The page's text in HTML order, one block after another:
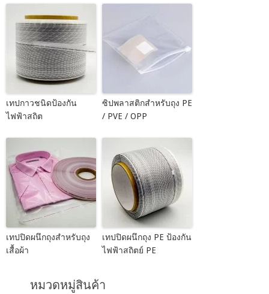
เทปกาวชนิดป้องกัน
ไฟฟ้าสถิต
ซิปพลาสติกสำหรับถุง PE
/ PVE / OPP
เทปปิดผนึกถุงสำหรับถุง
เสื้อผ้า
เทปปิดผนึกถุง PE ป้องกัน
ไฟฟ้าสถิตย์ PE
หมวดหมู่สินค้า